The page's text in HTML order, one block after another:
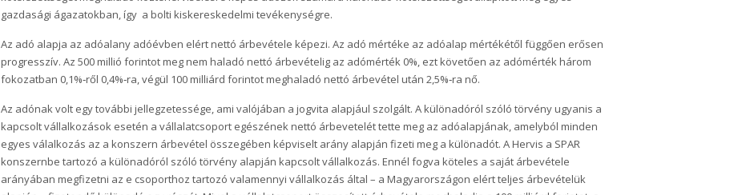
gazdasági ágazatokban, így a bolti kiskereskedelmi tevékenységre.
Az adó alapja az adóalany adóévben elért nettó árbevétele képezi. Az adó mértéke az adóalap mértékétől függően erősen
progresszív. Az 500 millió forintot meg nem haladó nettó árbevételig az adómérték 0%, ezt követően az adómérték három
fokozatban 0,1%‑ről 0,4%‑ra, végül 100 milliárd forintot meghaladó nettó árbevétel után 2,5%‑ra nő.
Az adónak volt egy további jellegzetessége, ami valójában a jogvita alapjául szolgált. A különadóról szóló törvény ugyanis a
kapcsolt vállalkozások esetén a vállalatcsoport egészének nettó árbevetelét tette meg az adóalapjának, amelyból minden
egyes válalkozás az a konszern árbevétel összegében képviselt arány alapján fizeti meg a különadót. A Hervis a SPAR
konszernbe tartozó a különadóról szóló törvény alapján kapcsolt vállalkozás. Ennél fogva köteles a saját árbevétele
arányában megfizetni az e csoporthoz tartozó valamennyi vállalkozás által – a Magyarországon elért teljes árbevételük